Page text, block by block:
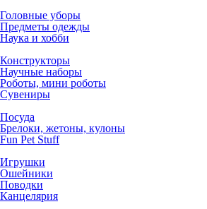
Головные уборы
Предметы одежды
Наука и хобби
Конструкторы
Научные наборы
Роботы, мини роботы
Сувениры
Посуда
Брелоки, жетоны, кулоны
Fun Pet Stuff
Игрушки
Ошейники
Поводки
Канцелярия